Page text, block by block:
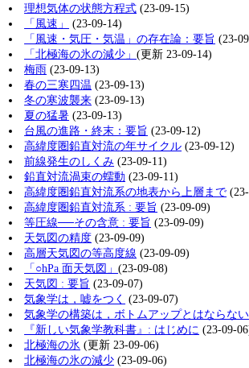
理想気体の状態方程式 (23-09-15)
「風速」
(23-09-14)
「風速・気圧・気温」の存在論：要旨 (23-
「北極海の氷の減少」(更新 23-09-14)
梅雨 (23-09-13)
春の三寒四温 (23-09-13)
冬の寒波襲来 (23-09-13)
夏の猛暑 (23-09-13)
台風の進路・終末：要旨 (23-09-12)
高緯度圏鉛直対流の年サイクル (23-09-12)
前線発生のしくみ (23-09-11)
鉛直対流渦束の蠕動 (23-09-11)
高緯度圏鉛直対流系の地表から上層まで
高緯度圏鉛直対流系 : 要旨 (23-09-09)
等圧線──その含意 : 要旨 (23-09-09)
天気図の精度 (23-09-09)
高層天気図の等高度線 (23-09-09)
「○hPa 面天気図」(23-09-08)
天気図 : 要旨 (23-09-07)
気象学は，嘘をつく (23-09-07)
気象学の構築は，ボトムアップとはならない
『新しい気象学教科書』: はじめに (23-09-
北極海の氷 (更新 23-09-06)
北極海の氷の減少 (23-09-06)